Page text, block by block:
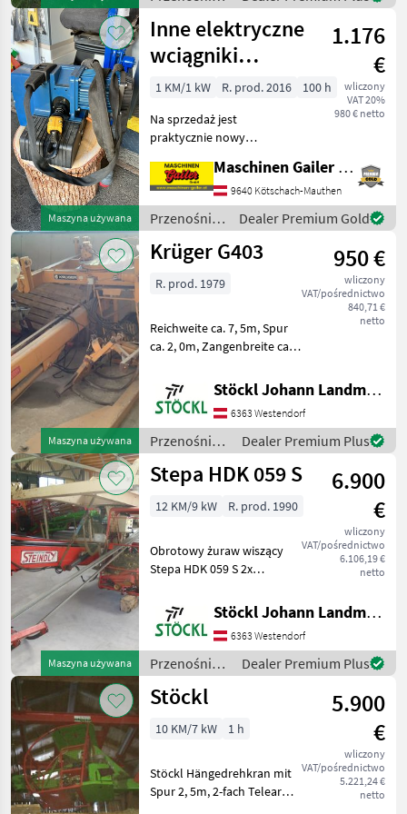
/ Maraton
Maszyna używana
Inne elektryczne
wciągniki
łańcuchowe
Demag Blue
1.176
€
wliczony
VAT 20%
980 € netto
1 KM/1 kW R. prod. 2016
100 h
Na sprzedaż jest
praktycznie nowy
łańcuchowy marki Demag
Blue o udźwigu 250 kg i
skoku haka wynoszącym 5
m. Do montażu
przewidziano zawieszenie
Maschinen Gailer GmbH
9640 Kötschach-Mauthen
Przenośniki
/ Sonstige
Dealer Premium Gold
Maszyna używana
Krüger G403 950 €
wliczony
VAT/pośrednictwo
840,71 €
netto
R. prod. 1979
Reichweite ca. 7, 5m, Spur
ca. 2, 0m, Zangenbreite ca.
steht- unrepariert, Standort
Westendorf (C) Przenośniki
Żurawie do forwarderów
Stöckl Johann Landmaschinen GesmbH & Co KG
6363 Westendorf
Przenośniki
/ Krüger
Dealer Premium Plus
Maszyna używana
Stepa HDK 059 S
6.900
€
wliczony
VAT/pośrednictwo
6.106,19 €
netto
12 KM/9 kW R. prod. 1990
Obrotowy żuraw wiszący
Stepa HDK 059 S 2x
zasięg około 10m, rozstaw
kół 3m, chwytak 1, 20m, z
zasilaniem około 25m, jak
jest, dostępne natychm
Stöckl Johann Landmaschinen GesmbH & Co KG
6363 Westendorf
Przenośniki
/ Stepa
Dealer Premium Plus
Stöckl
5.900
€
wliczony
VAT/pośrednictwo
5.221,24 €
netto
10 KM/7 kW 1 h
Stöckl Hängedrehkran mit
Spur 2, 5m, 2-fach Telearm,